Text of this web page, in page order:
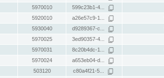
5970010 599c23b1-4...
5920010 a26e57c9-1...
5930040 d9289367-c...
5970025 3ed90357-4...
5970031 8c20b4dc-1...
5970024 a653eb04-d...
503120 c80a4f21-5...